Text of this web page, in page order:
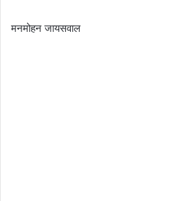
मनमोहन जायसवाल